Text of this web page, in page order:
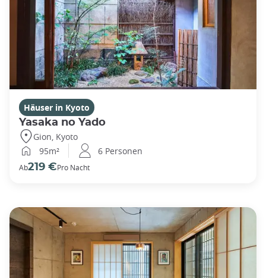
Häuser in Kyoto
Yasaka no Yado
Gion, Kyoto
95m²
6 Personen
Ab219 €Pro Nacht